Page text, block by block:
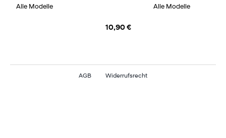
Alle Modelle
10,90 €
Alle Modelle
AGB Widerrufsrecht